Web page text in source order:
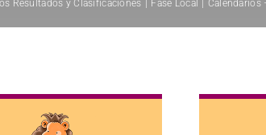
Resultados y Clasificaciones Fase Local Calendarios